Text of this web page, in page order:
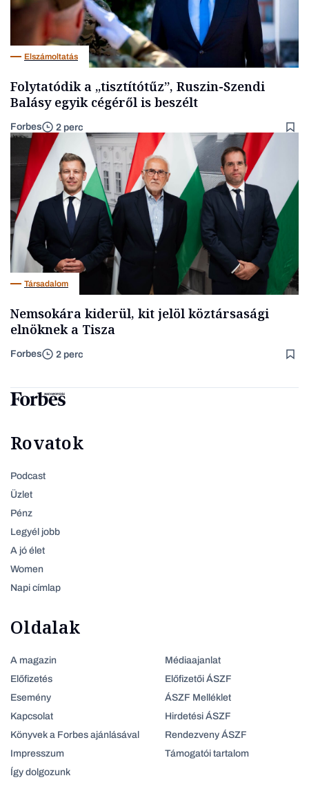
Elszámoltatás
Folytatódik a „tisztítótűz”, Ruszin-Szendi
Balásy egyik cégéről is beszélt
Forbes 2 perc
Társadalom
Nemsokára kiderül, kit jelöl köztársasági
elnöknek a Tisza
Forbes 2 perc
Rovatok
Podcast
Üzlet
Pénz
Legyél jobb
A jó élet
Women
Napi címlap
Oldalak
A magazin
Előfizetés
Esemény
Kapcsolat
Könyvek a Forbes ajánlásával
Impresszum
Így dolgozunk
Médiaajanlat
Előfizetői ÁSZF
ÁSZF Melléklet
Hirdetési ÁSZF
Rendezveny ÁSZF
Támogatói tartalom